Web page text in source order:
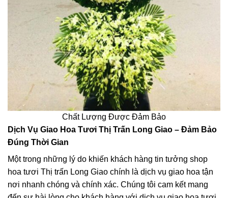
Chất Lượng Được Đảm Bảo
Dịch Vụ Giao Hoa Tươi Thị Trấn Long Giao – Đảm Bảo
Đúng Thời Gian
Một trong những lý do khiến khách hàng tin tưởng shop
hoa tươi Thị trấn Long Giao chính là dịch vụ giao hoa tận
nơi nhanh chóng và chính xác. Chúng tôi cam kết mang